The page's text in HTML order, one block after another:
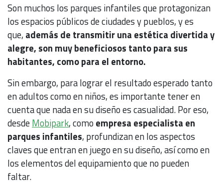
Son muchos los parques infantiles que protagonizan
los espacios públicos de ciudades y pueblos, y es
que, además de transmitir una estética divertida y
alegre, son muy beneficiosos tanto para sus
habitantes, como para el entorno.
Sin embargo, para lograr el resultado esperado tanto
en adultos como en niños, es importante tener en
cuenta que nada en su diseño es casualidad. Por eso,
desdeMobipark, como empresa especialista en
parques infantiles, profundizan en los aspectos
claves que entran en juego en su diseño, así como en
los elementos del equipamiento que no pueden
faltar.